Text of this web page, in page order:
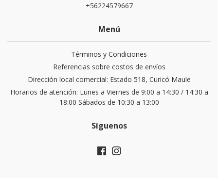
+56224579667
Menú
Términos y Condiciones
Referencias sobre costos de envíos
Dirección local comercial: Estado 518, Curicó Maule
Horarios de atención: Lunes a Viernes de 9:00 a 14:30 / 14:30 a
18:00 Sábados de 10:30 a 13:00
Síguenos